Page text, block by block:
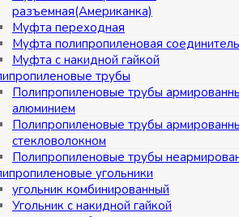
разъемная(Американка)
Муфта переходная
Муфта полипропиленовая
Муфта с накидной гайкой
трубы
Полипропиленовые трубы
алюминием
Полипропиленовые трубы
стекловолокном
Полипропиленовые трубы
угольники
угольник комбинированный
Угольник с накидной гайкой